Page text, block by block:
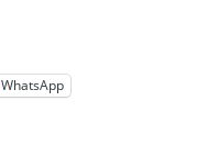
WhatsApp